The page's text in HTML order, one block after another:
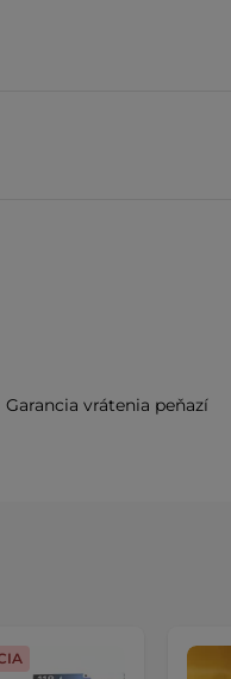
Garancia vrátenia peňazí